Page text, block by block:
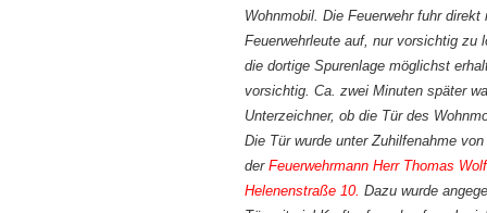
Wohnmobil. Die Feuerwehr fuhr
Feuerwehrleute auf, nur vorsichtig zu
die dortige Spurenlage möglichst
vorsichtig. Ca. zwei Minuten später
Unterzeichner, ob die Tür des
Die Tür wurde unter Zuhilfenahme
der Feuerwehrmann Herr Thomas
Helenenstraße 10. Dazu wurde